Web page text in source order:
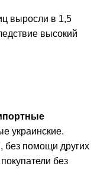
выросли в 1,5
высокий
украинские.
без помощи других
без